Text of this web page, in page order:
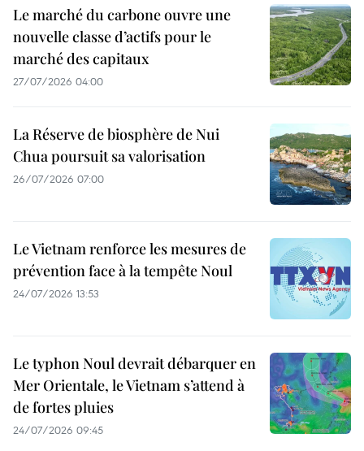
Le marché du carbone ouvre une
nouvelle classe d’actifs pour le
marché des capitaux
27/07/2026 04:00
La Réserve de biosphère de Nui
Chua poursuit sa valorisation
26/07/2026 07:00
Le Vietnam renforce les mesures de
prévention face à la tempête Noul
24/07/2026 13:53
Le typhon Noul devrait débarquer en
Mer Orientale, le Vietnam s’attend à
de fortes pluies
24/07/2026 09:45